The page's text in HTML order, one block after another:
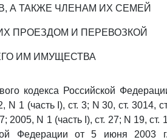
А ТАКЖЕ ЧЛЕНАМ ИХ СЕМЕЙ
ПРОЕЗДОМ И ПЕРЕВОЗКОЙ
ИМ ИМУЩЕСТВА
кодекса Российской
1 (часть I), ст. 3; N 30, ст. 3014,
2005, N 1 (часть I), ст. 27; N 19, ст.
Федерации от 5 июня